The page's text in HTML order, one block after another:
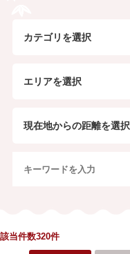
カテゴリを選択
エリアを選択
現在地からの距離を選択
該当件数320件